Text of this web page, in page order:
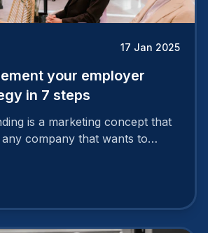
17 Jan 2025
your employer
in 7 steps
is a marketing concept that
company that wants to
employer brand are clear, you
a magic wand for it to be